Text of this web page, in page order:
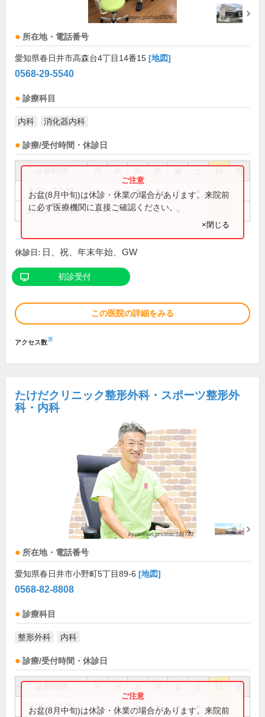
所在地・電話番号
愛知県春日井市高森台4丁目14番15 [地図]
0568-29-5540
診療科目
内科 消化器内科
診療/受付時間・休診日
祝
9:00～12:30 ● ● ● ● ●
15:00～17:30 ● ● ●
お盆(8月中旬)は休診・休業の場合があります。来院前
に必ず医療機関に直接ご確認ください。
×閉じる
休診日: 日、祝、年末年始、GW
初診受付
この医院の詳細をみる
アクセス数※
たけだクリニック整形外科・スポーツ整形外
科・内科
所在地・電話番号
愛知県春日井市小野町5丁目89-6 [地図]
0568-82-8808
診療科目
整形外科 内科
診療/受付時間・休診日
祝
9:00～12:00 ● ● ● ● ●
お盆(8月中旬)は休診・休業の場合があります。来院前